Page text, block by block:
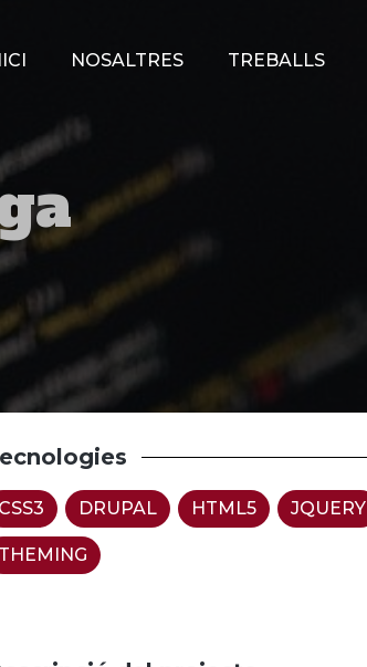
NOSALTRES TREBALLS
CSS3 DRUPAL HTML5 JQUERY
THEMING